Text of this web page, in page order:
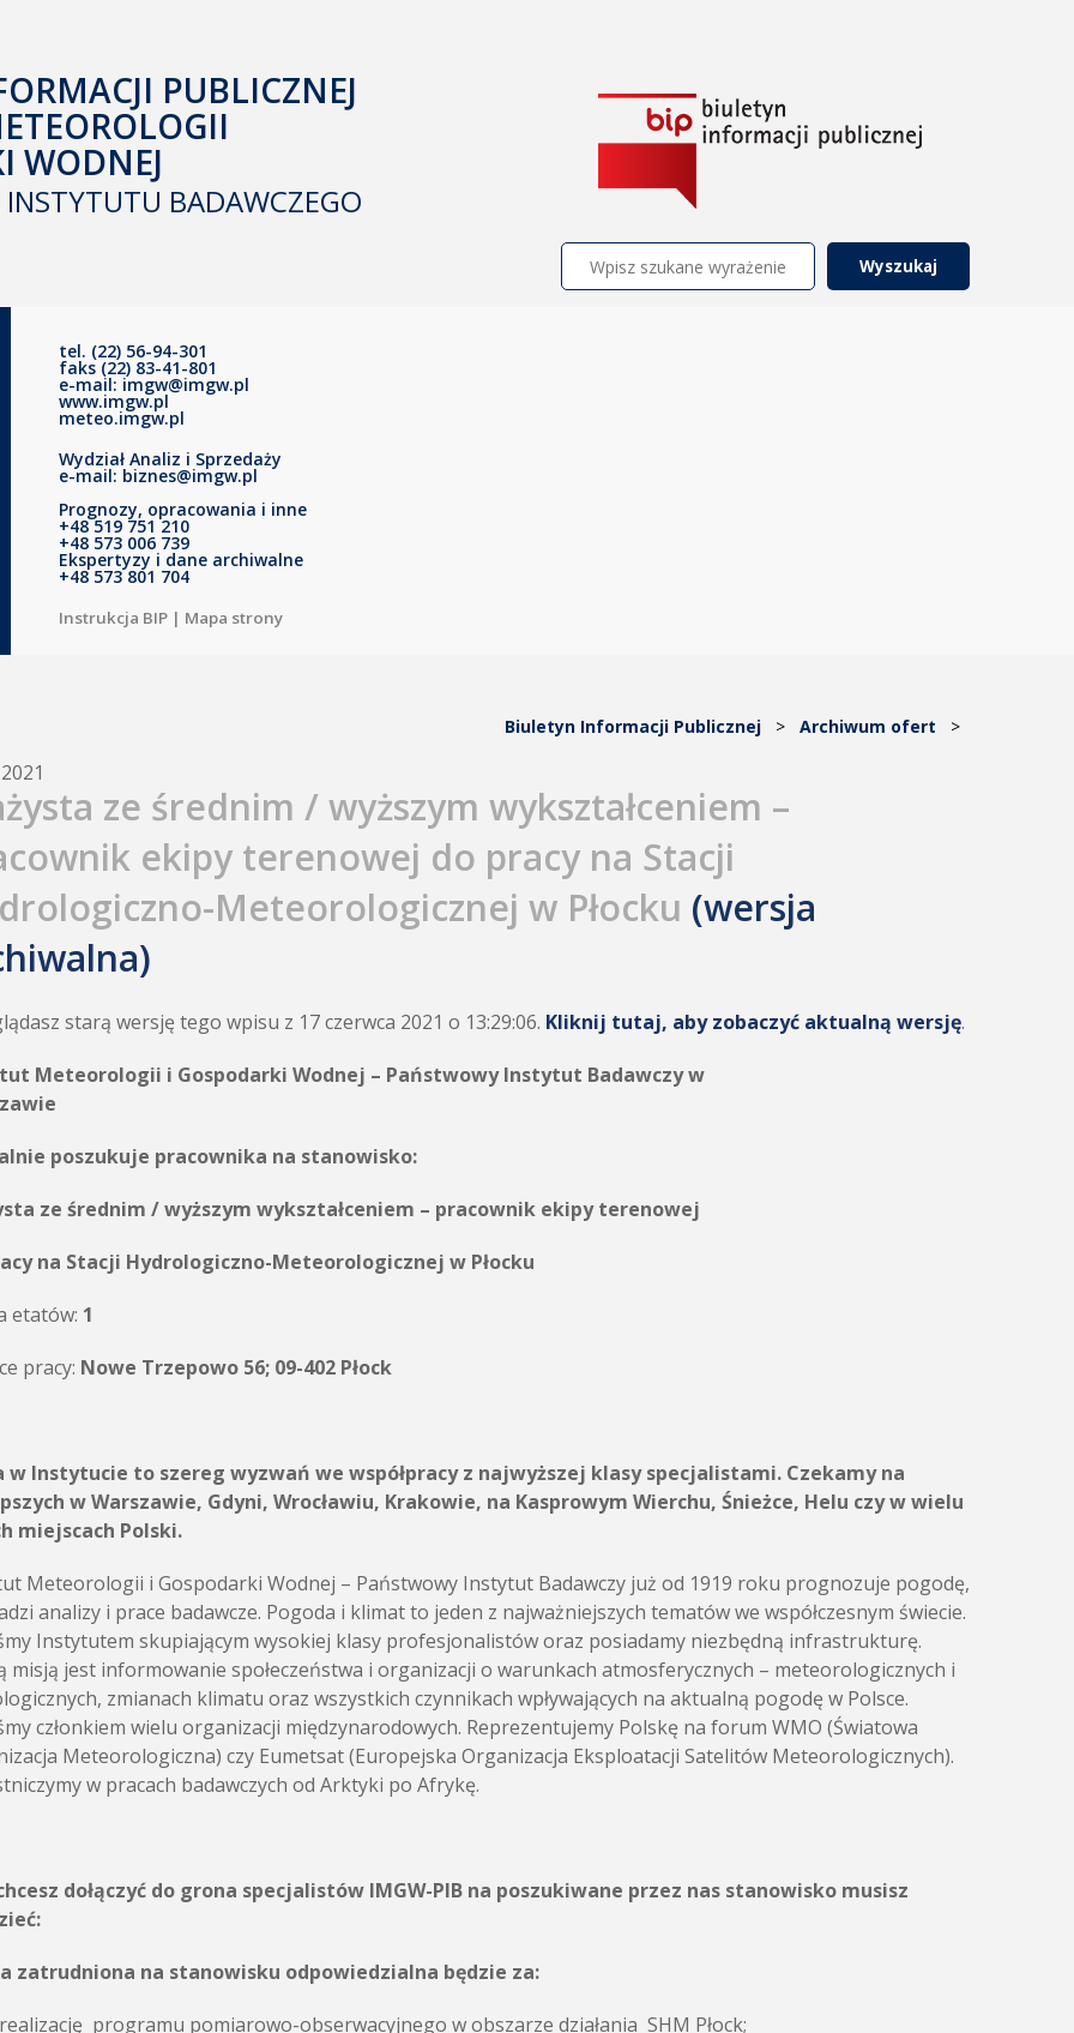
PUBLICZNEJ
WODNEJ
BADAWCZEGO
Szukaj:
tel. (22) 56-94-301
faks (22) 83-41-801
e-mail: imgw@imgw.pl
www.imgw.pl
meteo.imgw.pl
Wydział Analiz i Sprzedaży
e-mail: biznes@imgw.pl
Prognozy, opracowania i inne
+48 519 751 210
+48 573 006 739
Ekspertyzy i dane archiwalne
+48 573 801 704
Instrukcja BIP | Mapa strony
Biuletyn Informacji Publicznej > Archiwum ofert >
ze średnim / wyższym wykształceniem –
ekipy terenowej do pracy na Stacji
Meteorologicznej w Płocku (wersja
starą wersję tego wpisu z 17 czerwca 2021 o 13:29:06. Kliknij tutaj, aby zobaczyć aktualną wersję.
Meteorologii i Gospodarki Wodnej – Państwowy Instytut Badawczy w
poszukuje pracownika na stanowisko:
ze średnim / wyższym wykształceniem – pracownik ekipy terenowej
na Stacji Hydrologiczno-Meteorologicznej w Płocku
etatów: 1
pracy: Nowe Trzepowo 56; 09-402 Płock
w Instytucie to szereg wyzwań we współpracy z najwyższej klasy specjalistami. Czekamy na
w Warszawie, Gdyni, Wrocławiu, Krakowie, na Kasprowym Wierchu, Śnieżce, Helu czy w wielu
miejscach Polski.
Meteorologii i Gospodarki Wodnej – Państwowy Instytut Badawczy już od 1919 roku prognozuje pogodę,
analizy i prace badawcze. Pogoda i klimat to jeden z najważniejszych tematów we współczesnym świecie.
Instytutem skupiającym wysokiej klasy profesjonalistów oraz posiadamy niezbędną infrastrukturę.
misją jest informowanie społeczeństwa i organizacji o warunkach atmosferycznych – meteorologicznych i
zmianach klimatu oraz wszystkich czynnikach wpływających na aktualną pogodę w Polsce.
członkiem wielu organizacji międzynarodowych. Reprezentujemy Polskę na forum WMO (Światowa
Meteorologiczna) czy Eumetsat (Europejska Organizacja Eksploatacji Satelitów Meteorologicznych).
w pracach badawczych od Arktyki po Afrykę.
dołączyć do grona specjalistów IMGW-PIB na poszukiwane przez nas stanowisko musisz
zatrudniona na stanowisku odpowiedzialna będzie za:
realizację programu pomiarowo-obserwacyjnego w obszarze działania SHM Płock;